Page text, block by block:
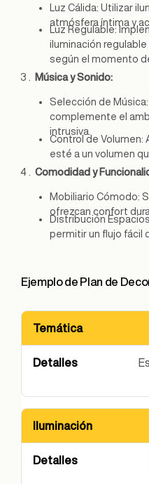
Luz Cálida: Utilizar
atmósfera íntima y
Luz Regulable:
iluminación
según el momento
Música y Sonido:
Selección de
complemente el
intrusiva.
Control de Volumen:
esté a un volumen
Comodidad y
Mobiliario Cómodo:
ofrezcan confort
Distribución
permitir un flujo fácil
Ejemplo de Plan de
Elemento de
Temática
Iluminación